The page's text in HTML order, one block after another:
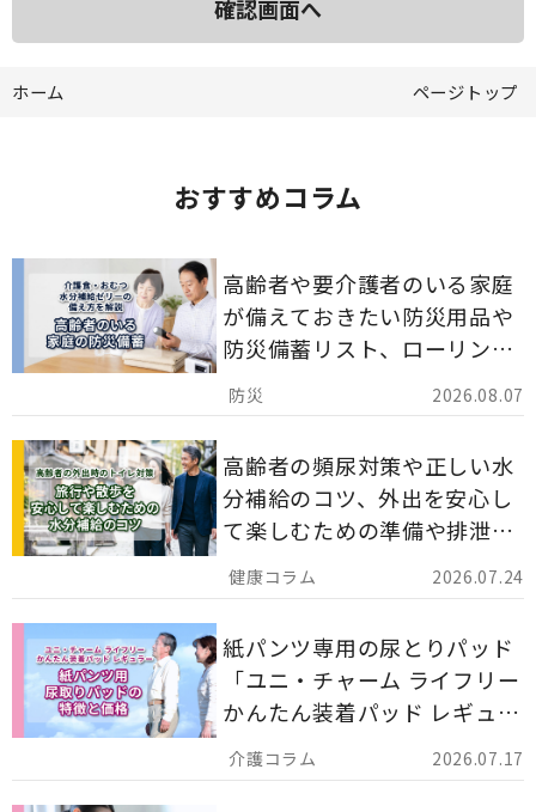
ホーム ページトップ
おすすめコラム
2026.08.07
高齢者や要介護者のいる家庭
が備えておきたい防災用品や
防災備蓄リスト、ローリング
ストックのポイントについて
解説します。
2026.07.24
高齢者の頻尿対策や正しい水
分補給のコツ、外出を安心し
て楽しむための準備や排泄ケ
ア用品の選び方を解説しま
す。
2026.07.17
紙パンツ専用の尿とりパッド
「ユニ・チャーム ライフリー
かんたん装着パッド レギュラ
ー 計162枚」について解説し
ます。